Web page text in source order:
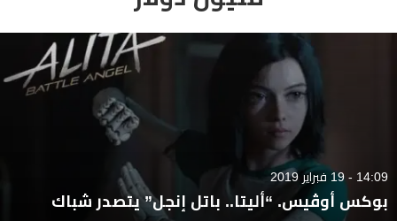
14:09 - 19 فبراير 2019
بوكس أوڤيس. “أليتا.. باتل إنجل” يتصدر شباك